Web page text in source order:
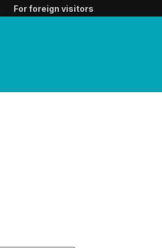
For foreign visitors